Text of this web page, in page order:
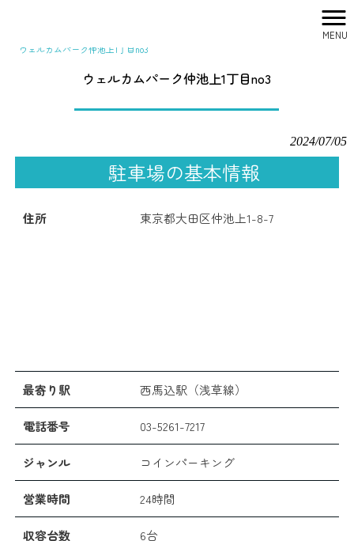
MENU
ウェルカムパーク仲池上1丁目no3
ウェルカムパーク仲池上1丁目no3
2024/07/05
駐車場の基本情報
住所 東京都大田区仲池上1-8-7
最寄り駅 西馬込駅（浅草線）
電話番号 03-5261-7217
ジャンル コインパーキング
営業時間 24時間
収容台数 6台